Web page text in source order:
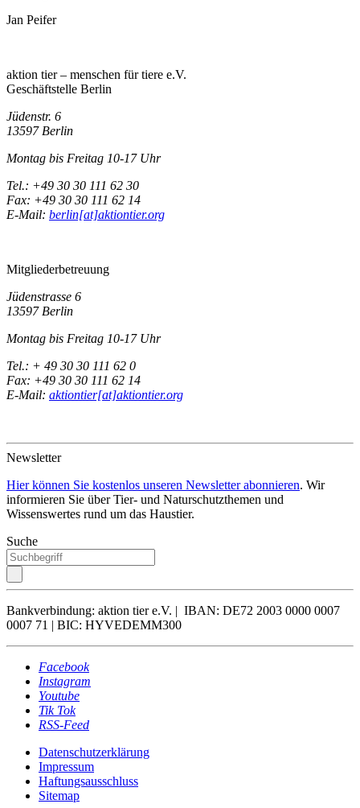
Jan Peifer
aktion tier – menschen für tiere e.V.
Geschäftstelle Berlin
Jüdenstr. 6
13597 Berlin
Montag bis Freitag 10-17 Uhr
Tel.: +49 30 30 111 62 30
Fax: +49 30 30 111 62 14
E-Mail: berlin[at]aktiontier.org
Mitgliederbetreuung
Jüdenstrasse 6
13597 Berlin
Montag bis Freitag 10-17 Uhr
Tel.: + 49 30 30 111 62 0
Fax: +49 30 30 111 62 14
E-Mail: aktiontier[at]aktiontier.org
Newsletter
Hier können Sie kostenlos unseren Newsletter abonnieren. Wir
informieren Sie über Tier- und Naturschutzthemen und
Wissenswertes rund um das Haustier.
Suche
Bankverbindung: aktion tier e.V. | IBAN: DE72 2003 0000 0007
0007 71 | BIC: HYVEDEMM300
Facebook
Instagram
Youtube
Tik Tok
RSS-Feed
Datenschutzerklärung
Impressum
Haftungsausschluss
Sitemap